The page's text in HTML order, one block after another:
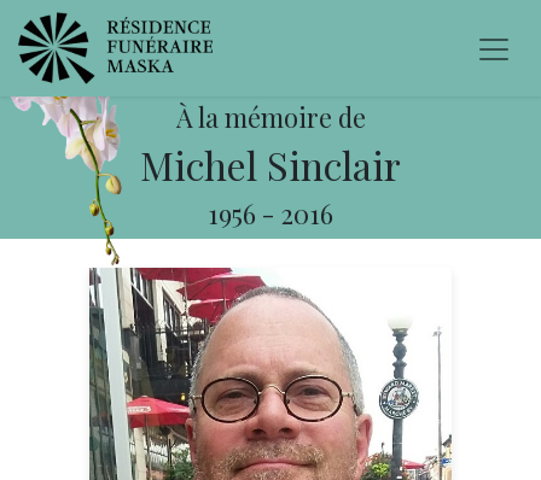
À la mémoire de
Michel Sinclair
1956 - 2016